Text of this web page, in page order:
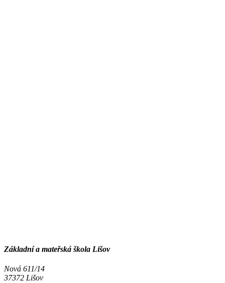
Základní a mateřská škola Lišov
Nová 611/14
37372 Lišov